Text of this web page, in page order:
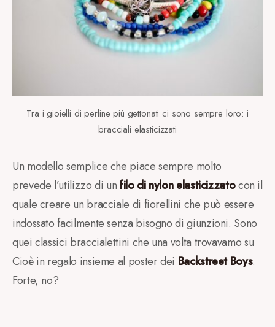
Tra i gioielli di perline più gettonati ci sono sempre loro: i
bracciali elasticizzati
Un modello semplice che piace sempre molto
prevede l’utilizzo di unfilo di nylon elasticizzatocon il
quale creare un bracciale di fiorellini che può essere
indossato facilmente senza bisogno di giunzioni. Sono
quei classici braccialettini che una volta trovavamo su
Cioè in regalo insieme al poster dei Backstreet Boys.
Forte, no?